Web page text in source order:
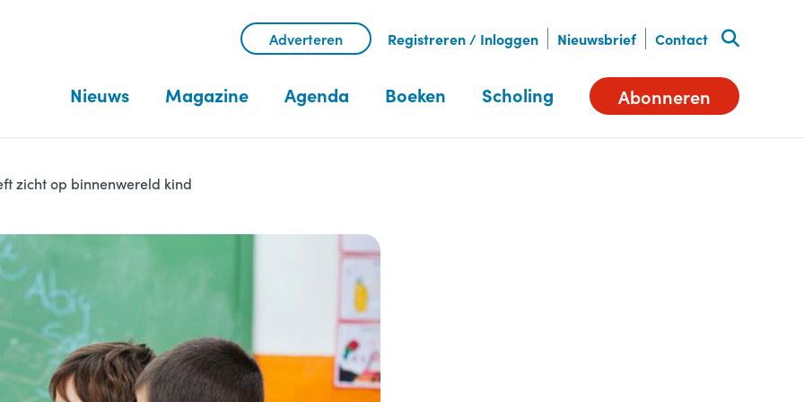
Adverteren Registreren / Inloggen Nieuwsbrief Contact
Nieuws Magazine Agenda Boeken Scholing Abonneren
zicht op binnenwereld kind